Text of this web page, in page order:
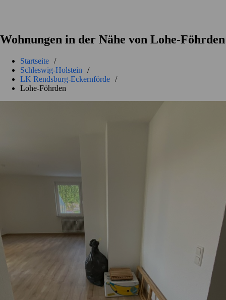
Wohnungen in der Nähe von Lohe-Föhrden
Startseite /
Schleswig-Holstein
/
LK Rendsburg-Eckernförde /
Lohe-Föhrden